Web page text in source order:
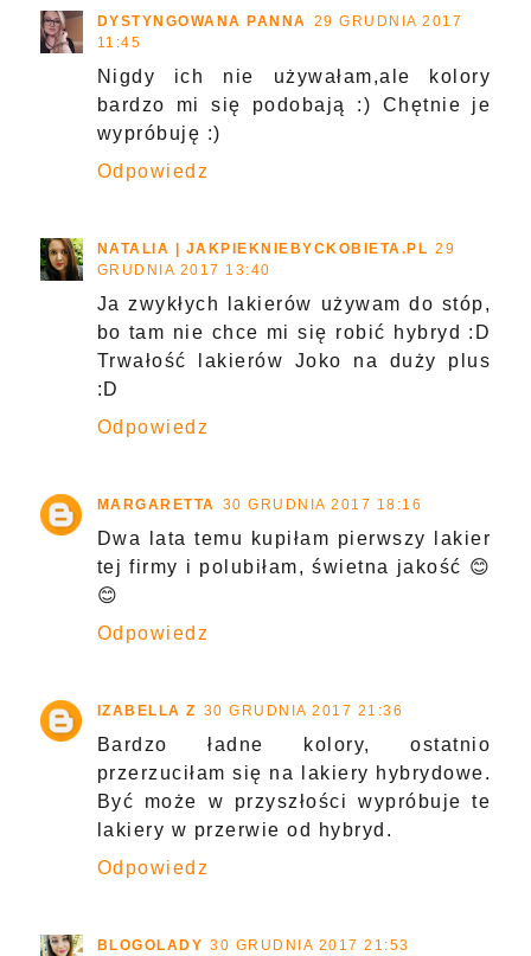
DYSTYNGOWANA PANNA 29 GRUDNIA 2017
11:45
Nigdy ich nie używałam,ale kolory
bardzo mi się podobają :) Chętnie je
wypróbuję :)
Odpowiedz
NATALIA | JAKPIEKNIEBYCKOBIETA.PL 29
GRUDNIA 2017 13:40
Ja zwykłych lakierów używam do stóp,
bo tam nie chce mi się robić hybryd :D
Trwałość lakierów Joko na duży plus
:D
Odpowiedz
MARGARETTA 30 GRUDNIA 2017 18:16
Dwa lata temu kupiłam pierwszy lakier
tej firmy i polubiłam, świetna jakość 😊
😊
Odpowiedz
IZABELLA Z 30 GRUDNIA 2017 21:36
Bardzo ładne kolory, ostatnio
przerzuciłam się na lakiery hybrydowe.
Być może w przyszłości wypróbuje te
lakiery w przerwie od hybryd.
Odpowiedz
BLOGOLADY 30 GRUDNIA 2017 21:53